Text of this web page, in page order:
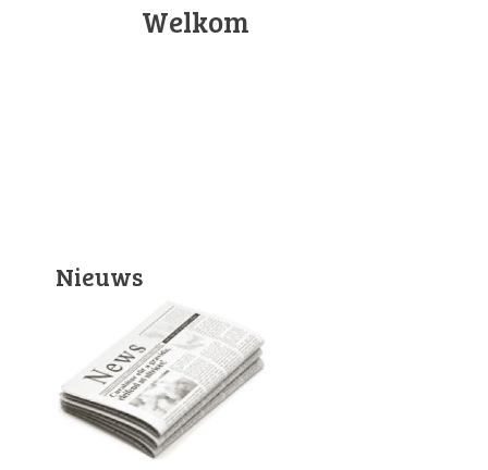
Welkom
Nieuws